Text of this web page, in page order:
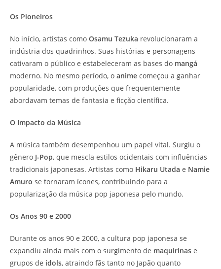
Os Pioneiros
No início, artistas como Osamu Tezuka revolucionaram a
indústria dos quadrinhos. Suas histórias e personagens
cativaram o público e estabeleceram as bases do mangá
moderno. No mesmo período, o anime começou a ganhar
popularidade, com produções que frequentemente
abordavam temas de fantasia e ficção científica.
O Impacto da Música
A música também desempenhou um papel vital. Surgiu o
gênero J-Pop, que mescla estilos ocidentais com influências
tradicionais japonesas. Artistas como Hikaru Utada e Namie
Amuro se tornaram ícones, contribuindo para a
popularização da música pop japonesa pelo mundo.
Os Anos 90 e 2000
Durante os anos 90 e 2000, a cultura pop japonesa se
expandiu ainda mais com o surgimento de maquirinas e
grupos de idols, atraindo fãs tanto no Japão quanto